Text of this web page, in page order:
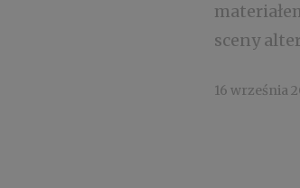
sceny
16 września